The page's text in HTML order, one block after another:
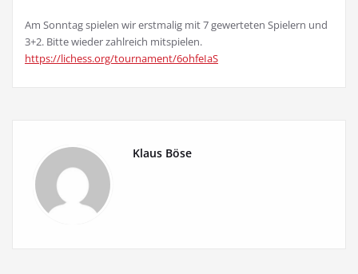
Am Sonntag spielen wir erstmalig mit 7 gewerteten Spielern und
3+2. Bitte wieder zahlreich mitspielen.
https://lichess.org/tournament/6ohfeIaS
Klaus Böse